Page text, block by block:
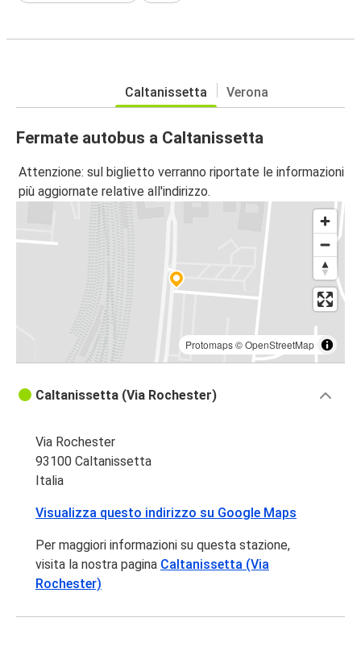
Caltanissetta Verona
Fermate autobus a Caltanissetta
Attenzione: sul biglietto verranno riportate le informazioni
più aggiornate relative all'indirizzo.
Protomaps©OpenStreetMap
Caltanissetta (Via Rochester)
Via Rochester
93100 Caltanissetta
Italia
Visualizza questo indirizzo su Google Maps
Per maggiori informazioni su questa stazione,
visita la nostra pagina Caltanissetta (Via
Rochester)